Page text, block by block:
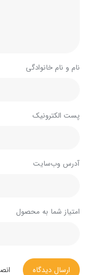
نام و نام خانوادگی
پست الکترونیک
آدرس وب‌سایت
امتیاز شما به محصول
ارسال دیدگاه